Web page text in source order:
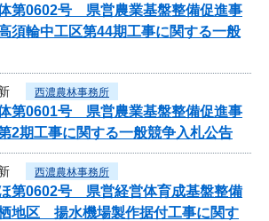
体第0602号 県営農業基盤整備促進事
輪中工区第44期工事に関する一般
西濃農林事務所
体第0601号 県営農業基盤整備促進事
期工事に関する一般競争入札公告
西濃農林事務所
ほ第0602号 県営経営体育成基盤整備
地区 揚水機場製作据付工事に関す